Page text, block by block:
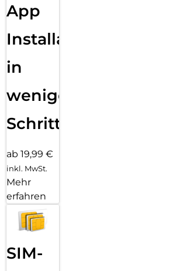
App
Installation
in
wenigen
Schritten
ab 19,99 €
inkl. MwSt.
Mehr
erfahren
SIM-